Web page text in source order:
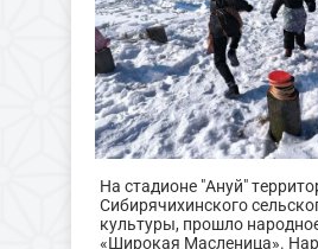
На стадионе "Ануй"
Сибирячихинского
культуры, прошло
«Широкая Масленица».